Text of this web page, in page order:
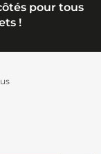
pour tous
!